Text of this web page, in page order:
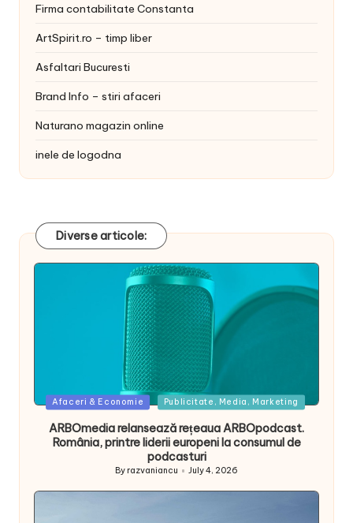
Firma contabilitate Constanta
ArtSpirit.ro – timp liber
Asfaltari Bucuresti
Brand Info – stiri afaceri
Naturano magazin online
inele de logodna
Diverse articole:
Posted
Afaceri & Economie Publicitate, Media, Marketing
ARBOmedia relansează rețeaua ARBOpodcast.
România, printre liderii europeni la consumul de
podcasturi
Posted
By razvaniancu July 4, 2026